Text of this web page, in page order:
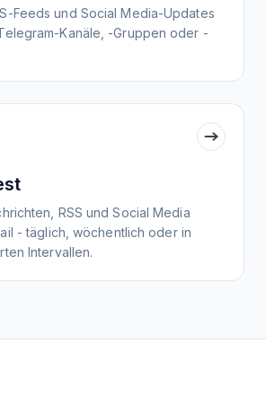
Feeds und Social Media-Updates
Kanäle, -Gruppen oder -
RSS und Social Media
- täglich, wöchentlich oder in
Intervallen.